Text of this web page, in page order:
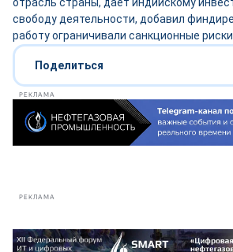
свободу деятельности, добавил
работу ограничивали санкционные риски.
Поделиться
РЕКЛАМА
РЕКЛАМА